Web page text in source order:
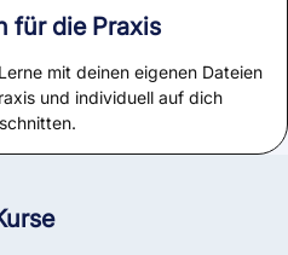
für die Praxis
Lerne mit deinen eigenen Dateien
und individuell auf dich